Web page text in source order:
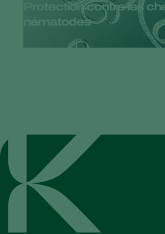
Protection contre les
nématodes